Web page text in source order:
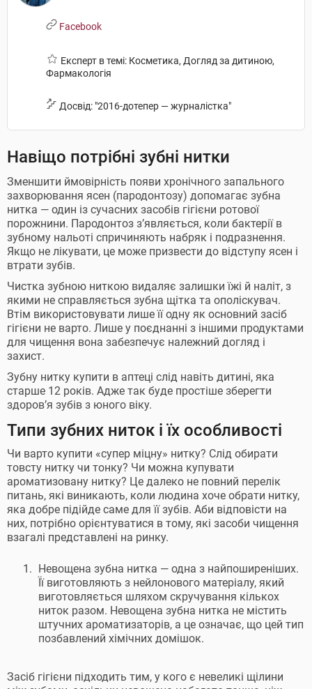
Facebook
Експерт в темі: Косметика, Догляд за дитиною,
Фармакологія
Досвід: "2016-дотепер — журналістка"
Навіщо потрібні зубні нитки
Зменшити ймовірність появи хронічного запального
захворювання ясен (пародонтозу) допомагає зубна
нитка — один із сучасних засобів гігієни ротової
порожнини. Пародонтоз з’являється, коли бактерії в
зубному нальоті спричиняють набряк і подразнення.
Якщо не лікувати, це може призвести до відступу ясен і
втрати зубів.
Чистка зубною ниткою видаляє залишки їжі й наліт, з
якими не справляється зубна щітка та ополіскувач.
Втім використовувати лише її одну як основний засіб
гігієни не варто. Лише у поєднанні з іншими продуктами
для чищення вона забезпечує належний догляд і
захист.
Зубну нитку купити в аптеці слід навіть дитині, яка
старше 12 років. Адже так буде простіше зберегти
здоров’я зубів з юного віку.
Типи зубних ниток і їх особливості
Чи варто купити «супер міцну» нитку? Слід обирати
товсту нитку чи тонку? Чи можна купувати
ароматизовану нитку? Це далеко не повний перелік
питань, які виникають, коли людина хоче обрати нитку,
яка добре підійде саме для її зубів. Аби відповісти на
них, потрібно орієнтуватися в тому, які засоби чищення
взагалі представлені на ринку.
Невощена зубна нитка — одна з найпоширеніших.
Її виготовляють з нейлонового матеріалу, який
виготовляється шляхом скручування кількох
ниток разом. Невощена зубна нитка не містить
штучних ароматизаторів, а це означає, що цей тип
позбавлений хімічних домішок.
Засіб гігієни підходить тим, у кого є невеликі щілини